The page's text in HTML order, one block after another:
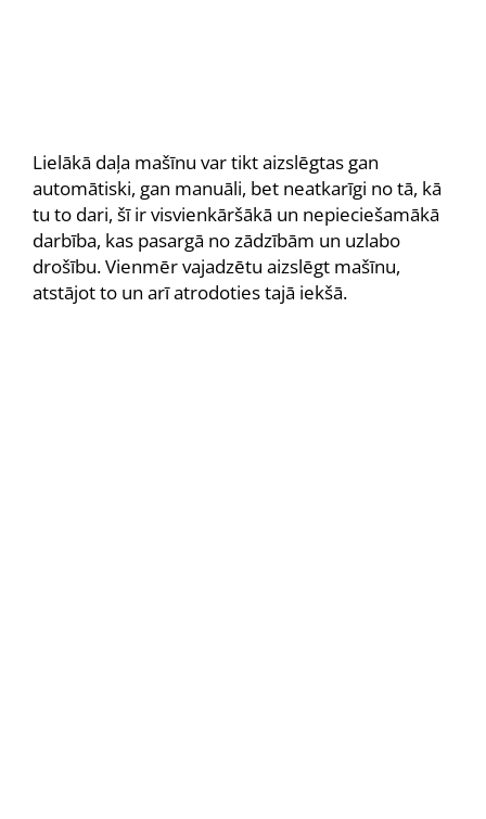
Lielākā daļa mašīnu var tikt aizslēgtas gan
automātiski, gan manuāli, bet neatkarīgi no tā, kā
tu to dari, šī ir visvienkāršākā un nepieciešamākā
darbība, kas pasargā no zādzībām un uzlabo
drošību. Vienmēr vajadzētu aizslēgt mašīnu,
atstājot to un arī atrodoties tajā iekšā.